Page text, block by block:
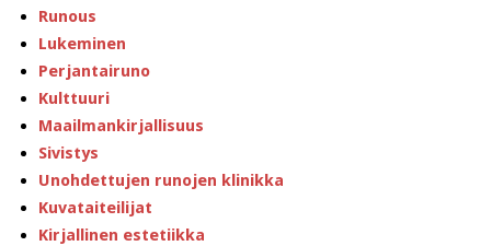
Runous
Lukeminen
Perjantairuno
Kulttuuri
Maailmankirjallisuus
Sivistys
Unohdettujen runojen klinikka
Kuvataiteilijat
Kirjallinen estetiikka